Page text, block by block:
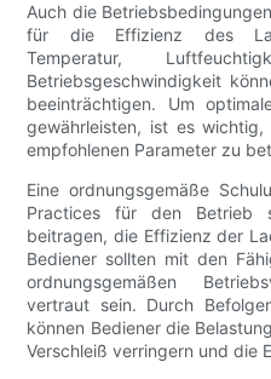
Auch die
für die Effizienz des
Temperatur,
Betriebsgeschwindigkeit
beeinträchtigen. Um
gewährleisten, ist es
empfohlenen Parameter zu
Eine ordnungsgemäße
Practices für den Betrieb
beitragen, die Effizienz der
Bediener sollten mit den
ordnungsgemäßen
vertraut sein. Durch
können Bediener die
Verschleiß verringern und die